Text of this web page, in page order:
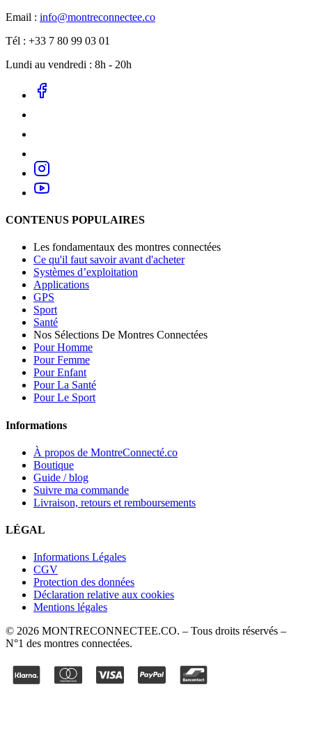
Email : info@montreconnectee.co
Tél : +33 7 80 99 03 01
Lundi au vendredi : 8h - 20h
CONTENUS POPULAIRES
Les fondamentaux des montres connectées
Ce qu'il faut savoir avant d'acheter
Systèmes d’exploitation
Applications
GPS
Sport
Santé
Nos Sélections De Montres Connectées
Pour Homme
Pour Femme
Pour Enfant
Pour La Santé
Pour Le Sport
Informations
À propos de MontreConnecté.co
Boutique
Guide / blog
Suivre ma commande
Livraison, retours et remboursements
LÉGAL
Informations Légales
CGV
Protection des données
Déclaration relative aux cookies
Mentions légales
© 2026 MONTRECONNECTEE.CO. – Tous droits réservés –
N°1 des montres connectées.